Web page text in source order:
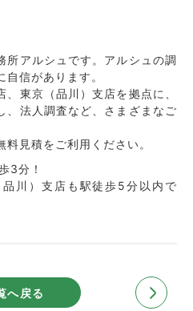
所アルシュです。アルシュの調
信があります。
東京（品川）支店を拠点に、
、法人調査など、さまざまなご
見積をご利用ください。
3分！
川）支店も駅徒歩5分以内で
へ戻る